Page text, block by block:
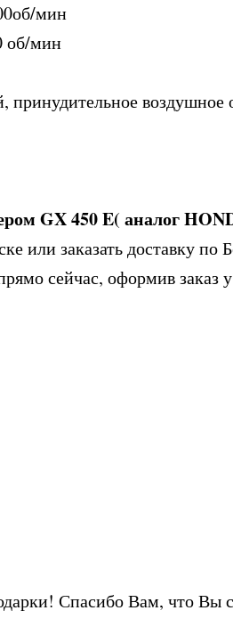
мин
об/мин
воздушное
GX 450 E( аналог
или заказать доставку по
сейчас, оформив заказ
Спасибо Вам, что Вы